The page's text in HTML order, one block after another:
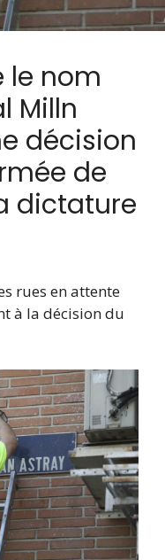
le nom
Milln
décision
de
dictature
rues en attente
à la décision du